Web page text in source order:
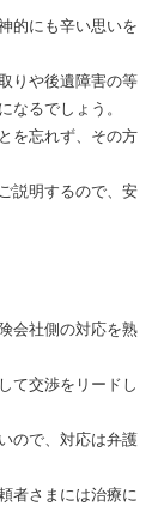
的にも辛い思いを
りや後遺障害の等
なるでしょう。
を忘れず、その方
説明するので、安
会社側の対応を熟
て交渉をリードし
ので、対応は弁護
者さまには治療に